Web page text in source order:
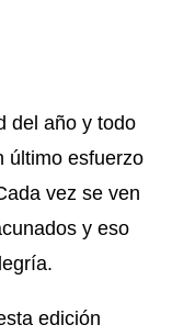
del año y todo
último esfuerzo
vez se ven
y eso
edición